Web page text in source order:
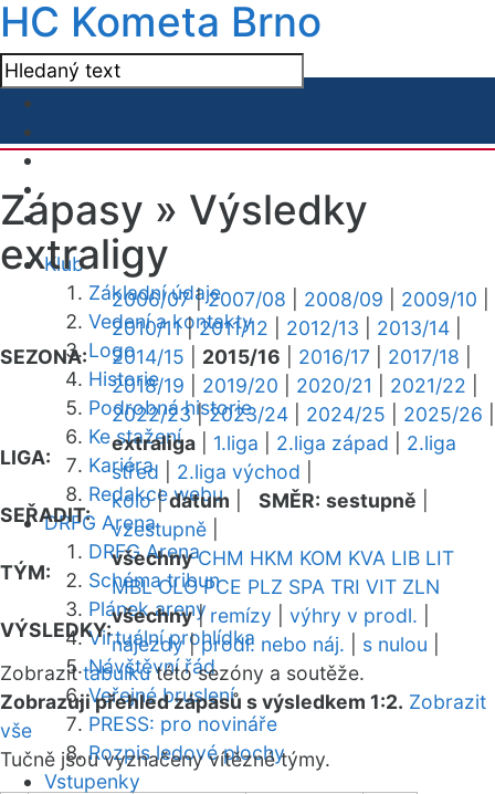
HC Kometa Brno
Klub
Základní údaje
Vedení a kontakty
Logo
Historie
Podrobná historie
Ke stažení
Kariéra
Redakce webu
DRFG Arena
DRFG Arena
Schéma tribun
Plánek areny
Virtuální prohlídka
Návštěvní řád
Veřejné bruslení
PRESS: pro novináře
Rozpis ledové plochy
Vstupenky
Zápasy » Výsledky
extraligy
SEZONA:
2006/07|2007/08 2008/09 2009/10
2010/11|2011/12 2012/13 2013/14
2014/15
2015/16 2016/17 2017/18
2018/19
2019/20 2020/21 2021/22
2022/23|2023/24 2024/25 2025/26
LIGA:
extraliga 1.liga 2.liga západ
2.liga
střed
2.liga východ
SEŘADIT:
kolo|datum SMĚR: sestupně
vzestupně
TÝM:
všechny CHM HKM KOM KVA LIB LIT
MBL OLO PCE PLZ SPA TRI VIT ZLN
VÝSLEDKY:
všechny| remízy výhry v prodl.
nájezdy|prodl. nebo náj. s nulou
Zobrazittabulkutéto sezóny a soutěže.
Zobrazuji přehled zápasů s výsledkem 1:2. Zobrazit
vše
Tučně jsou vyznačeny vítězné týmy.